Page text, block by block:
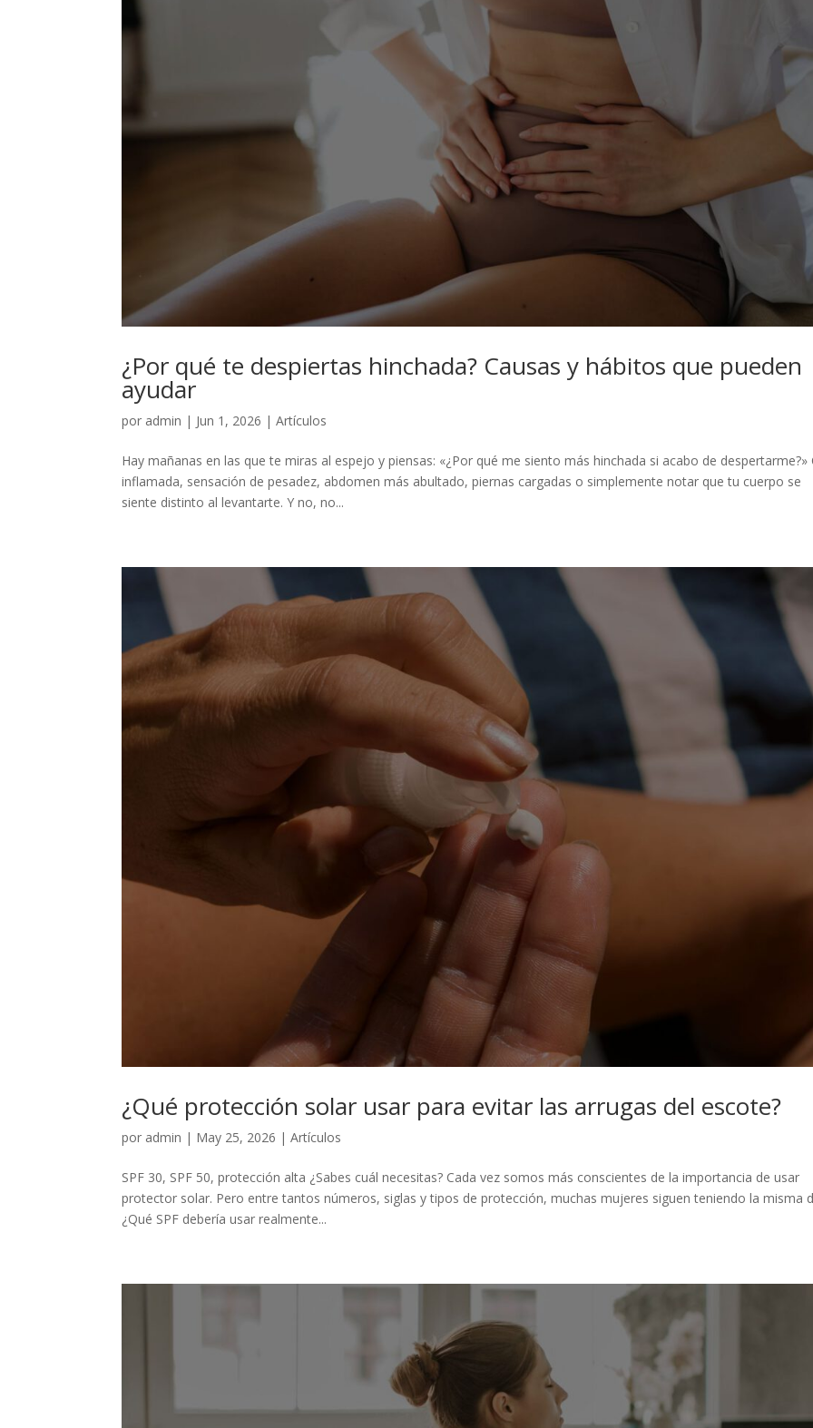
¿Por qué te despiertas hinchada? Causas y hábitos que pueden
ayudar
por admin | Jun 1, 2026 |Artículos
Hay mañanas en las que te miras al espejo y piensas: «¿Por qué me siento más hinchada si acabo de despertarme?»
inflamada, sensación de pesadez, abdomen más abultado, piernas cargadas o simplemente notar que tu cuerpo se
siente distinto al levantarte. Y no, no...
¿Qué protección solar usar para evitar las arrugas del escote?
por admin | May 25, 2026 |Artículos
SPF 30, SPF 50, protección alta ¿Sabes cuál necesitas? Cada vez somos más conscientes de la importancia de usar
protector solar. Pero entre tantos números, siglas y tipos de protección, muchas mujeres siguen teniendo la misma
¿Qué SPF debería usar realmente...